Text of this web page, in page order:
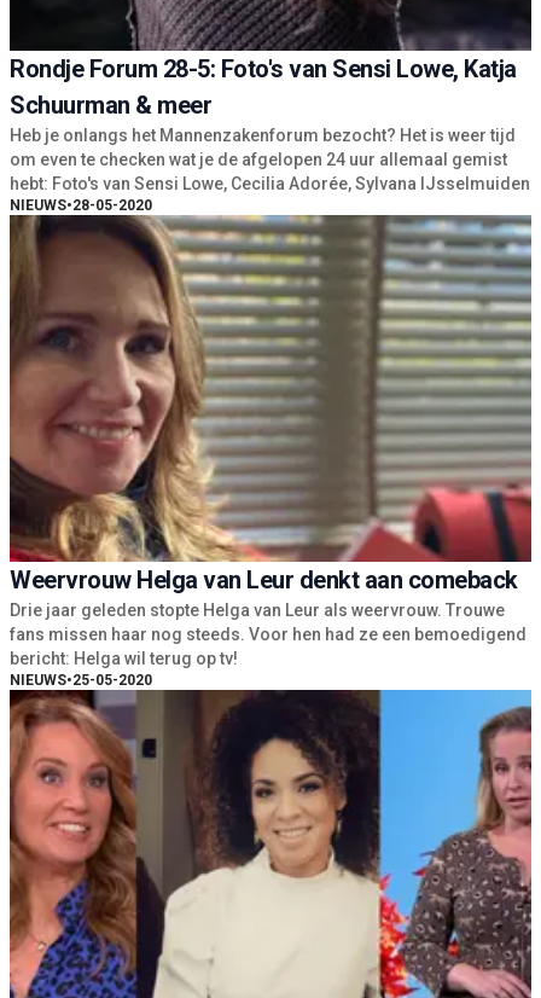
Rondje Forum 28-5: Foto's van Sensi Lowe, Katja
Schuurman & meer
Heb je onlangs het Mannenzakenforum bezocht? Het is weer tijd
om even te checken wat je de afgelopen 24 uur allemaal gemist
hebt: Foto's van Sensi Lowe, Cecilia Adorée, Sylvana IJsselmuiden
NIEUWS•28-05-2020
Weervrouw Helga van Leur denkt aan comeback
Drie jaar geleden stopte Helga van Leur als weervrouw. Trouwe
fans missen haar nog steeds. Voor hen had ze een bemoedigend
bericht: Helga wil terug op tv!
NIEUWS•25-05-2020